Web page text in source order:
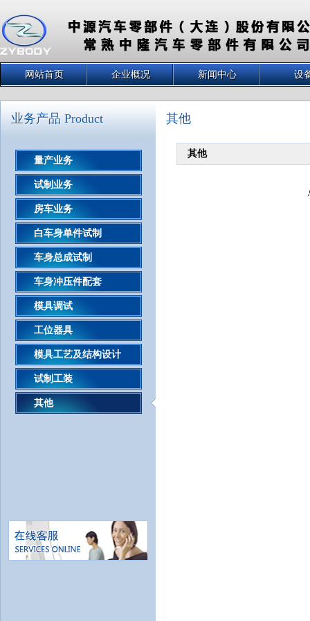
网站首页 企业概况 新闻中心 设
业务产品 Product
量产业务
试制业务
房车业务
白车身单件试制
车身总成试制
车身冲压件配套
模具调试
工位器具
模具工艺及结构设计
试制工装
其他
其他
其他